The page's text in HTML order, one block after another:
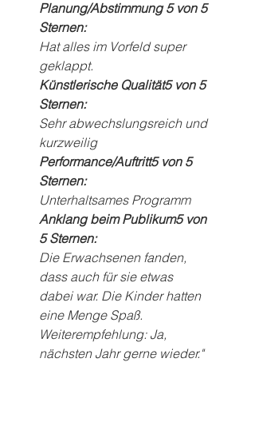
Planung/Abstimmung 5 von 5
Sternen:
Hat alles im Vorfeld super
geklappt.
Künstlerische Qualität5 von 5
Sternen:
Sehr abwechslungsreich und
kurzweilig
Performance/Auftritt5 von 5
Sternen:
Unterhaltsames Programm
Anklang beim Publikum5 von
5 Sternen:
Die Erwachsenen fanden,
dass auch für sie etwas
dabei war. Die Kinder hatten
eine Menge Spaß.
Weiterempfehlung: Ja,
nächsten Jahr gerne wieder."